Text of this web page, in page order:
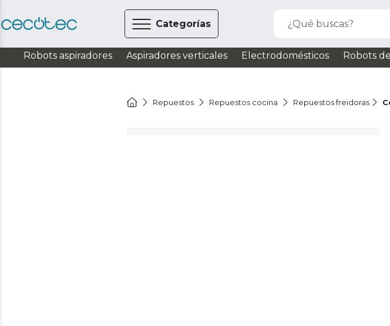
Categorías ¿Qué buscas?
Robots aspiradores Aspiradores verticales Electrodomésticos Robots
Repuestos Repuestos cocina Repuestos freidoras